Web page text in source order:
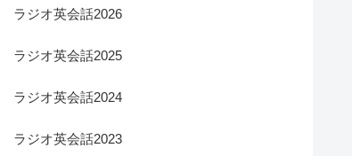
ラジオ英会話2026
ラジオ英会話2025
ラジオ英会話2024
ラジオ英会話2023